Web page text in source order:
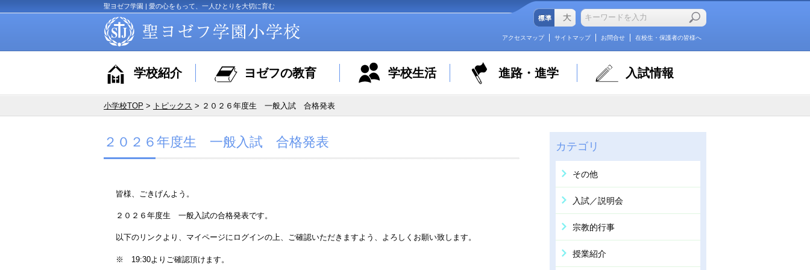
聖ヨゼフ学園 | 愛の心をもって、一人ひとりを大切に育む
アクセスマップ サイトマップ お問合せ 在校生・保護者の皆様へ
学校紹介 ヨゼフの教育 学校生活 進路・進学 入試情報
小学校TOP > トピックス > ２０２６年度生 一般入試 合格発表
２０２６年度生 一般入試 合格発表
皆様、ごきげんよう。
２０２６年度生 一般入試の合格発表です。
以下のリンクより、マイページにログインの上、ご確認いただきますよう、よろしくお願い致します。
※ 19:30よりご確認頂けます。
カテゴリ
その他
入試／説明会
宗教的行事
授業紹介